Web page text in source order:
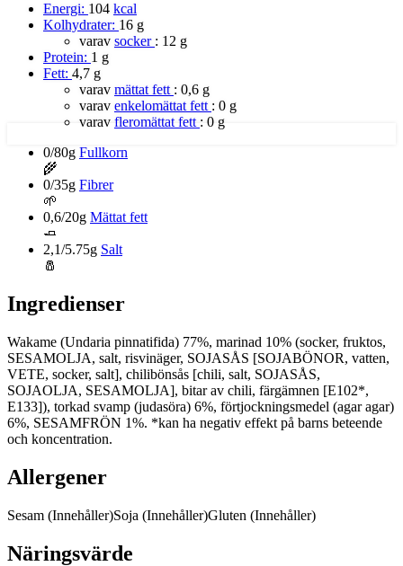
Energi: 104 kcal
Kolhydrater: 16 g
varav socker : 12 g
Protein: 1 g
Fett: 4,7 g
varav mättat fett : 0,6 g
varav enkelomättat fett : 0 g
varav fleromättat fett : 0 g
0/80g Fullkorn
🌾
0/35g Fibrer
🌱
0,6/20g Mättat fett
🧈
2,1/5.75g Salt
🧂
Ingredienser
Wakame (Undaria pinnatifida) 77%, marinad 10% (socker, fruktos,
SESAMOLJA, salt, risvinäger, SOJASÅS [SOJABÖNOR, vatten,
VETE, socker, salt], chilibönsås [chili, salt, SOJASÅS,
SOJAOLJA, SESAMOLJA], bitar av chili, färgämnen [E102*,
E133]), torkad svamp (judasöra) 6%, förtjockningsmedel (agar agar)
6%, SESAMFRÖN 1%. *kan ha negativ effekt på barns beteende
och koncentration.
Allergener
Sesam (Innehåller)Soja (Innehåller)Gluten (Innehåller)
Näringsvärde